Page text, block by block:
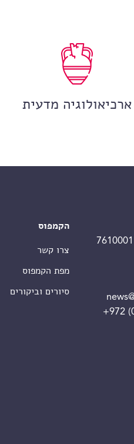
ארכיאולוגיה מדעית
+972
הקמפוס
צרו קשר
מפת הקמפוס
סיורים וביקורים